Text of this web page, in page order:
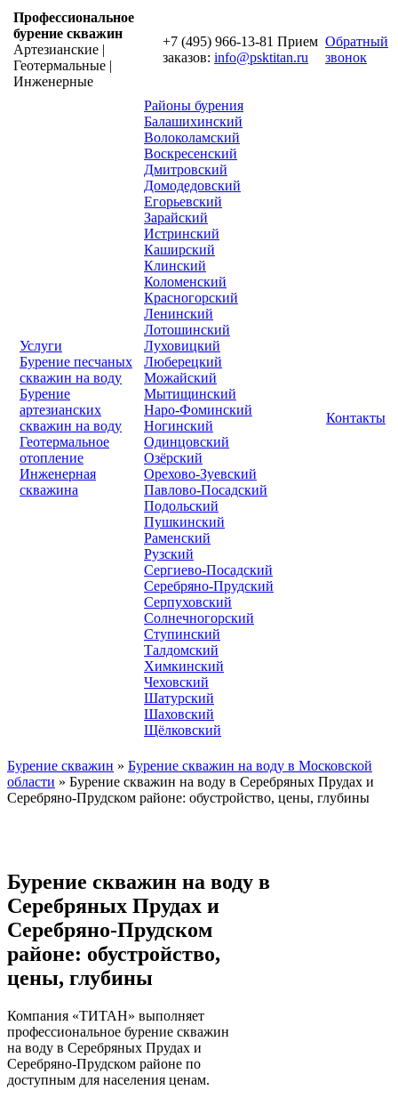
Профессиональное
бурение скважин
Артезианские |
Геотермальные |
Инженерные
+7 (495) 966-13-81 Прием
заказов: info@psktitan.ru
Обратный
звонок
Услуги
Бурение песчаных
скважин на воду
Бурение
артезианских
скважин на воду
Геотермальное
отопление
Инженерная
скважина
Районы бурения
Балашихинский
Волоколамский
Воскресенский
Дмитровский
Домодедовский
Егорьевский
Зарайский
Истринский
Каширский
Клинский
Коломенский
Красногорский
Ленинский
Лотошинский
Луховицкий
Люберецкий
Можайский
Мытищинский
Наро-Фоминский
Ногинский
Одинцовский
Озёрский
Орехово-Зуевский
Павлово-Посадский
Подольский
Пушкинский
Раменский
Рузский
Сергиево-Посадский
Серебряно-Прудский
Серпуховский
Солнечногорский
Ступинский
Талдомский
Химкинский
Чеховский
Шатурский
Шаховский
Щёлковский
Контакты
Бурение скважин » Бурение скважин на воду в Московской
области » Бурение скважин на воду в Серебряных Прудах и
Серебряно-Прудском районе: обустройство, цены, глубины
Бурение скважин на воду в
Серебряных Прудах и
Серебряно-Прудском
районе: обустройство,
цены, глубины
Компания «ТИТАН» выполняет
профессиональное бурение скважин
на воду в Серебряных Прудах и
Серебряно-Прудском районе по
доступным для населения ценам.